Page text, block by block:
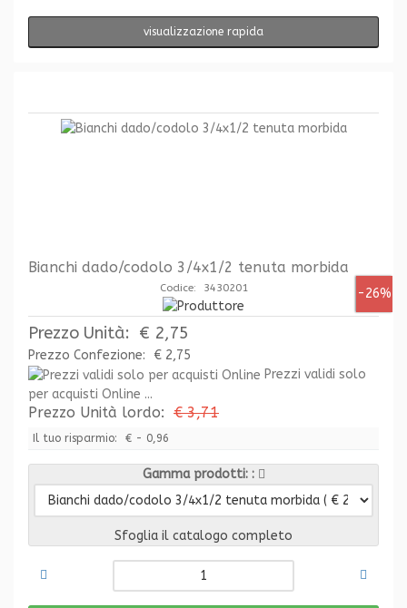
visualizzazione rapida
-26%
Bianchi dado/codolo 3/4x1/2 tenuta morbida
Codice: 3430201
Prezzo Unità: € 2,75
Prezzo Confezione:
€ 2,75
Prezzi validi solo
per acquisti Online ...
Prezzo Unità lordo: € 3,71
Il tuo risparmio: € - 0,96
Gamma prodotti:
Sfoglia il catalogo completo